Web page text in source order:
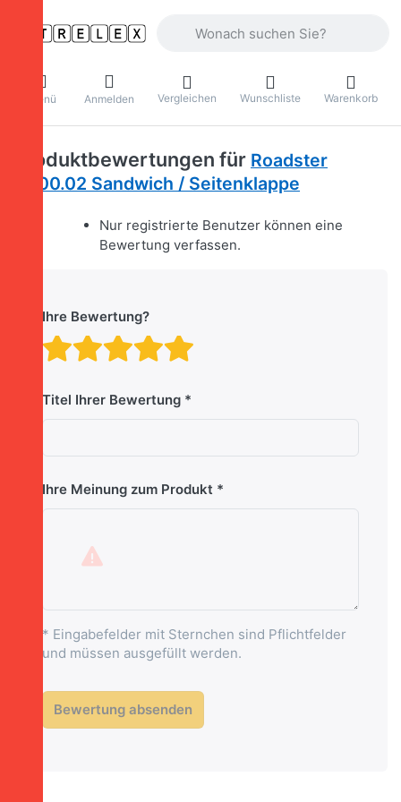
Menü Anmelden Vergleichen Wunschliste Warenkorb
Produktbewertungen für Roadster
C500.02 Sandwich / Seitenklappe
Nur registrierte Benutzer können eine
Bewertung verfassen.
Ihre Bewertung?
Bewertung: 4 von
Bewertung: 3 von 5
Bewertung: 2 von 5
Bewertung: 1 von 5
Titel Ihrer Bewertung
Ihre Meinung zum Produkt
* Eingabefelder mit Sternchen sind Pflichtfelder
und müssen ausgefüllt werden.
Bewertung absenden